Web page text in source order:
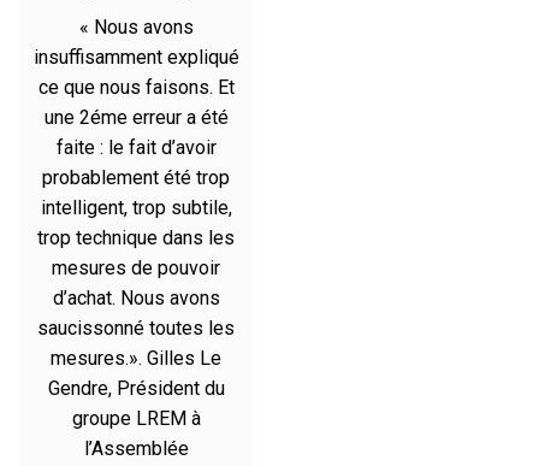
« Nous avons
insuffisamment expliqué
ce que nous faisons. Et
une 2éme erreur a été
faite : le fait d’avoir
probablement été trop
intelligent, trop subtile,
trop technique dans les
mesures de pouvoir
d’achat. Nous avons
saucissonné toutes les
mesures.». Gilles Le
Gendre, Président du
groupe LREM à
l’Assemblée